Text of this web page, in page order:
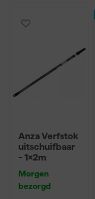
Anza Verfstok
uitschuifbaar
- 1x2m
Morgen
bezorgd